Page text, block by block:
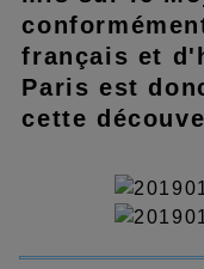
français et
Paris est
cette